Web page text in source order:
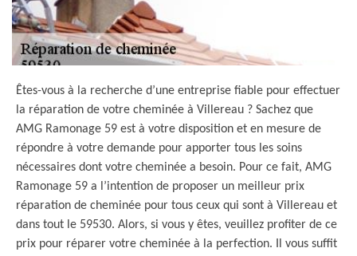
Êtes-vous à la recherche d’une entreprise fiable pour effectuer
la réparation de votre cheminée à Villereau ? Sachez que
AMG Ramonage 59 est à votre disposition et en mesure de
répondre à votre demande pour apporter tous les soins
nécessaires dont votre cheminée a besoin. Pour ce fait, AMG
Ramonage 59 a l’intention de proposer un meilleur prix
réparation de cheminée pour tous ceux qui sont à Villereau et
dans tout le 59530. Alors, si vous y êtes, veuillez profiter de ce
prix pour réparer votre cheminée à la perfection. Il vous suffit